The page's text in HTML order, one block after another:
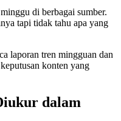
di berbagai sumber.
tapi tidak tahu apa yang
laporan tren mingguan dan
konten yang
dalam